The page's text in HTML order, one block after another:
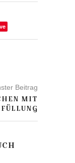
Beitrag
MIT